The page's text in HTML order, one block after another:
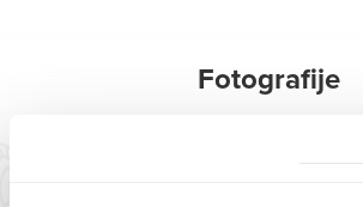
Fotografije